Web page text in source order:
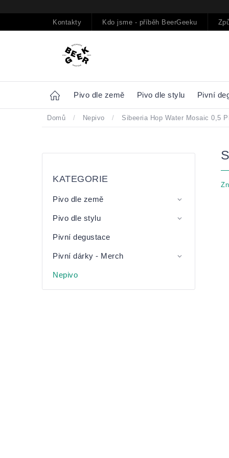
na
Kontakty Kdo jsme - příběh BeerGeeku
Home Pivo dle země Pivo dle stylu Pivní
Domů / Nepivo / Sibeeria Hop Water Mosaic 0,5
panel
KATEGORIE
Pivo dle země
Pivo dle stylu
Pivní degustace
Pivní dárky - Merch
Nepivo